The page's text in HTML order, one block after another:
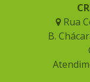
Rua
B.